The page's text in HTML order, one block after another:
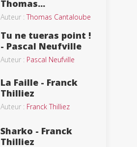
Thomas...
Auteur :Thomas Cantaloube
Tu ne tueras point !
- Pascal Neufville
Auteur : Pascal Neufville
La Faille - Franck
Thilliez
Auteur : Franck Thilliez
Sharko - Franck
Thilliez